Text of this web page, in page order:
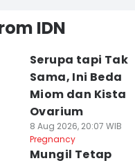
IDN
Serupa tapi Tak
Sama, Ini Beda
Miom dan Kista
Ovarium
8 Aug 2026, 20:07 WIB
Pregnancy
Mungil Tetap